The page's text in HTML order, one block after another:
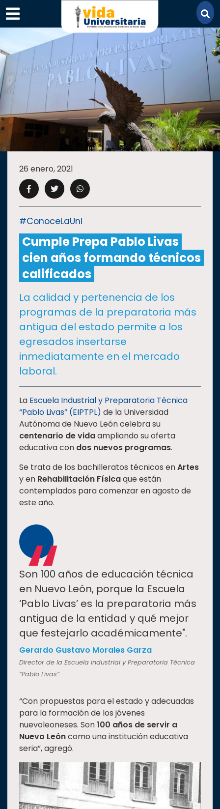
×
SECCIONES
ACADEMIA
CAMPUS UANL
CULTURA
DEPORTES
I+D+IEXPERTOS
SALUD
SUSTENTABILIDAD
TEMAS
Oferta
educativa
Estudiantes
Rectoría
Investigación
Internacionalización
social
Vinculación
Historia
Universiada
Nacional
26 enero, 2021
#ConoceLaUni
Cumple Prepa Pablo Livas
cien años formando técnicos
calificados
La calidad y pertenencia de los
programas de la preparatoria más
antigua del estado permite a los
egresados insertarse
inmediatamente en el mercado
laboral.
La Escuela Industrial y Preparatoria Técnica
“Pablo Livas” (EIPTPL) de la Universidad
Autónoma de Nuevo León celebra su
centenario de vidaampliando su oferta
educativa con dos nuevos programas.
Se trata de los bachilleratos técnicos enArtes
y en Rehabilitación Físicaque están
contemplados para comenzar en agosto de
este año.
“
Son 100 años de educación técnica
en Nuevo León, porque la Escuela
‘Pablo Livas’ es la preparatoria más
antigua de la entidad y qué mejor
que festejarlo académicamente".
Gerardo Gustavo Morales Garza
Director de la Escuela Industrial y Preparatoria Técnica
“Pablo Livas”
“Con propuestas para el estado y adecuadas
para la formación de los jóvenes
nuevoleoneses. Son100 años de servir a
Nuevo Leóncomo una institución educativa
seria”, agregó.